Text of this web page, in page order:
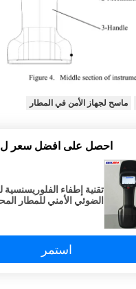
ماسح لجهاز الأمن في المطار
احصل على افضل سعر ل
تقنية إطفاء
الضوئي الأمني للمطار
استمر